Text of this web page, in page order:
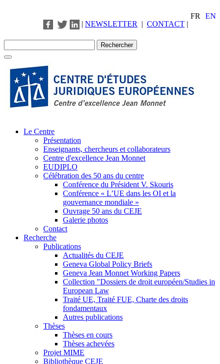
FR
EN
| NEWSLETTER | CONTACT |
Le Centre
Présentation
Enseignants, chercheurs et collaborateurs
Centre d'excellence Jean Monnet
EUDIPLO
Célébration des 50 ans du centre
Conférence du Président V. Skouris
Conférence « L’UE dans les OI et la
gouvernance mondiale »
Ouvrage 50 ans du CEJE
Galerie photos
Contact
Recherche
Publications
Actualités du CEJE
Geneva Global Policy Briefs
Geneva Jean Monnet Working Papers
Collection "Dossiers de droit européen/Studies in
European Law
Traité UE, Traité FUE, Charte des droits
fondamentaux
Autres publications
Thèses
Thèses en cours
Thèses achevées
Projet MIME
Bibliothèque CEJE